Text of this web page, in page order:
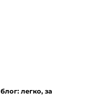
*
легко, за